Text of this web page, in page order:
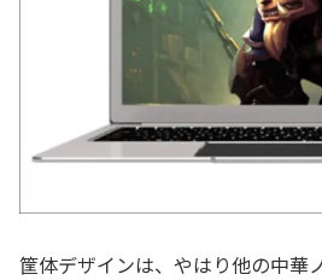
筐体デザインは、やはり他の中華